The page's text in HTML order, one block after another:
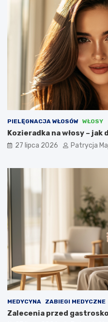
PIELĘGNACJA WŁOSÓW WŁOSY
Kozieradka na włosy – jak
27 lipca 2026 Patrycja
MEDYCYNA ZABIEGI MEDYCZNE
Zalecenia przed